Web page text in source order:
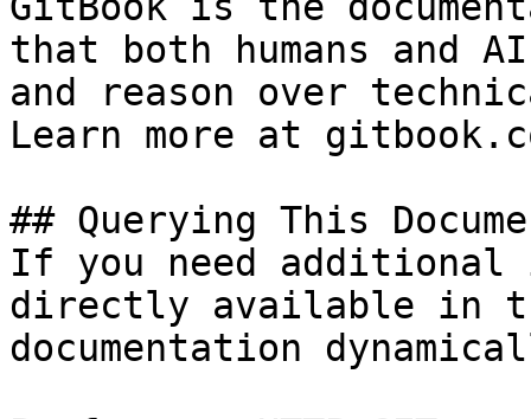
that both humans and
and reason over
Learn more at
## Querying This
If you need
directly available in
documentation